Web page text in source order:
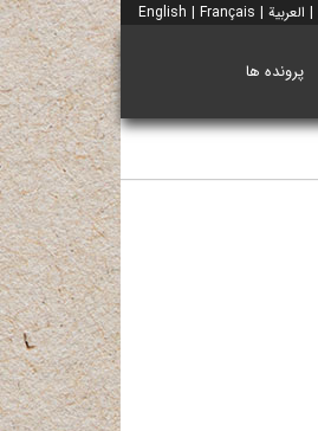
| العربية |
English | Français
پرونده ها